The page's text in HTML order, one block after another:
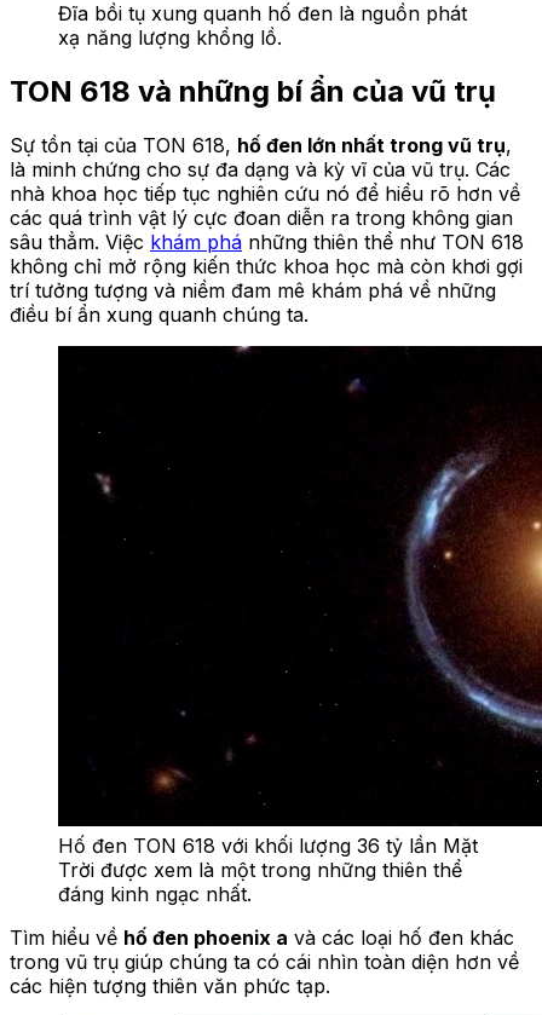
Đĩa bồi tụ xung quanh hố đen là nguồn phát
xạ năng lượng khổng lồ.
TON 618 và những bí ẩn của vũ trụ
Sự tồn tại của TON 618, hố đen lớn nhất trong vũ trụ,
là minh chứng cho sự đa dạng và kỳ vĩ của vũ trụ. Các
nhà khoa học tiếp tục nghiên cứu nó để hiểu rõ hơn về
các quá trình vật lý cực đoan diễn ra trong không gian
sâu thẳm. Việc khám phá những thiên thể như TON 618
không chỉ mở rộng kiến thức khoa học mà còn khơi gợi
trí tưởng tượng và niềm đam mê khám phá về những
điều bí ẩn xung quanh chúng ta.
Hố đen TON 618 với khối lượng 36 tỷ lần Mặt
Trời được xem là một trong những thiên thể
đáng kinh ngạc nhất.
Tìm hiểu về hố đen phoenix a và các loại hố đen khác
trong vũ trụ giúp chúng ta có cái nhìn toàn diện hơn về
các hiện tượng thiên văn phức tạp.